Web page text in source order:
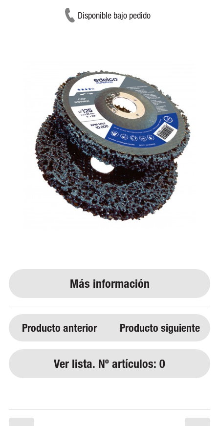
Disponible bajo pedido
Producto anterior Producto siguiente
Ver lista. Nº artículos: 0